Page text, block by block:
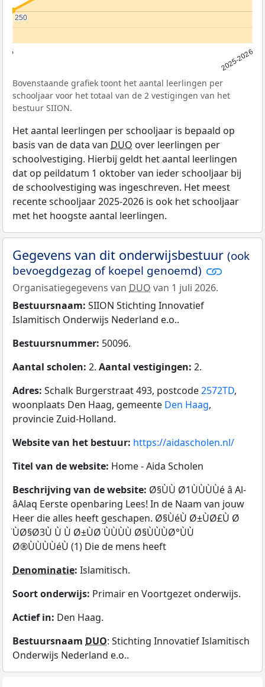
2025-2026
250
250
Bovenstaande grafiek toont het aantal leerlingen per
schooljaar voor het totaal van de 2 vestigingen van het
bestuur SIION.
Het aantal leerlingen per schooljaar is bepaald op
basis van de data van DUO over leerlingen per
schoolvestiging. Hierbij geldt het aantal leerlingen
dat op peildatum 1 oktober van ieder schooljaar bij
de schoolvestiging was ingeschreven. Het meest
recente schooljaar 2025-2026 is ook het schooljaar
met het hoogste aantal leerlingen.
Gegevens van dit onderwijsbestuur (ook
bevoegdgezag of koepel genoemd)
Organisatiegegevens van DUO van 1 juli 2026.
Bestuursnaam: SIION Stichting Innovatief
Islamitisch Onderwijs Nederland e.o..
Bestuursnummer: 50096.
Aantal scholen: 2. Aantal vestigingen: 2.
Adres: Schalk Burgerstraat 493, postcode2572TD,
woonplaats Den Haag, gemeente Den Haag,
provincie Zuid-Holland.
Website van het bestuur: https://aidascholen.nl/
Titel van de website: Home - Aida Scholen
Beschrijving van de website: Ø§ÙÙ Ø1ÙÙÙÙé â Al-
âAlaq Eerste openbaring Lees! In de Naam van jouw
Heer die alles heeft geschapen. Ø§ÙéÙ Ø±ÙØ£Ù Ø
̈ÙØ§Ø3Ù Ù Ù Ø±ÙØ ̈ÙÙÙÙ Ø§ÙÙÙØ°ÙÙ
Ø®ÙÙÙÙéÙ (1) Die de mens heeft
Denominatie: Islamitisch.
Soort onderwijs: Primair en Voortgezet onderwijs.
Actief in: Den Haag.
Bestuursnaam DUO: Stichting Innovatief Islamitisch
Onderwijs Nederland e.o..